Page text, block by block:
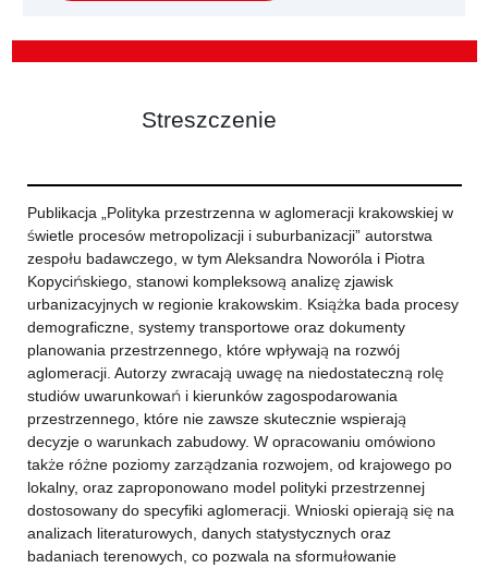
Streszczenie
Publikacja „Polityka przestrzenna w aglomeracji krakowskiej w
świetle procesów metropolizacji i suburbanizacji” autorstwa
zespołu badawczego, w tym Aleksandra Noworóla i Piotra
Kopycińskiego, stanowi kompleksową analizę zjawisk
urbanizacyjnych w regionie krakowskim. Książka bada procesy
demograficzne, systemy transportowe oraz dokumenty
planowania przestrzennego, które wpływają na rozwój
aglomeracji. Autorzy zwracają uwagę na niedostateczną rolę
studiów uwarunkowań i kierunków zagospodarowania
przestrzennego, które nie zawsze skutecznie wspierają
decyzje o warunkach zabudowy. W opracowaniu omówiono
także różne poziomy zarządzania rozwojem, od krajowego po
lokalny, oraz zaproponowano model polityki przestrzennej
dostosowany do specyfiki aglomeracji. Wnioski opierają się na
analizach literaturowych, danych statystycznych oraz
badaniach terenowych, co pozwala na sformułowanie